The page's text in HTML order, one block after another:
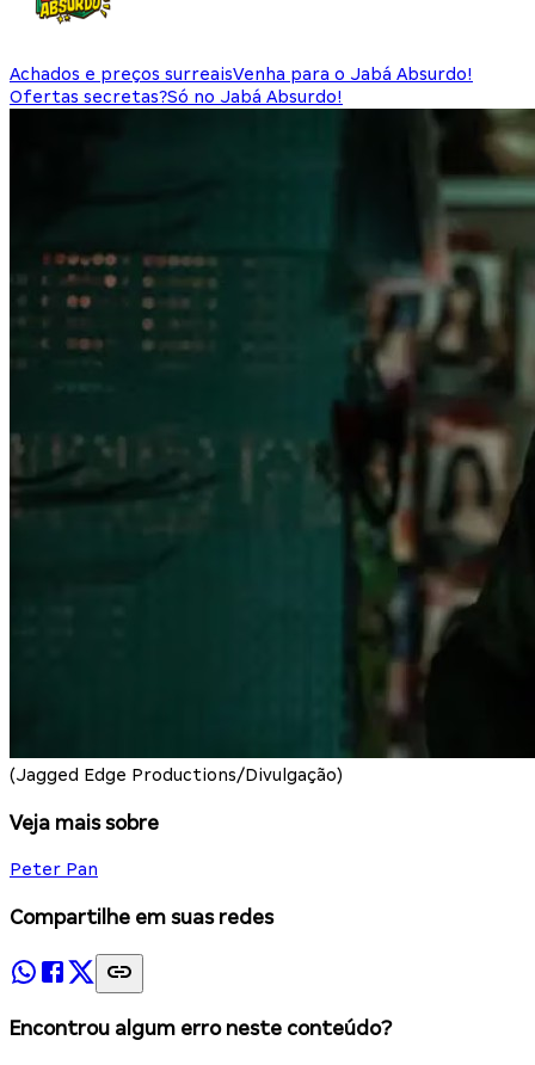
Achados e preços surreaisVenha para o Jabá Absurdo!
Ofertas secretas?Só no Jabá Absurdo!
(Jagged Edge Productions/Divulgação)
Veja mais sobre
Peter Pan
Compartilhe em suas redes
Encontrou algum erro neste conteúdo?